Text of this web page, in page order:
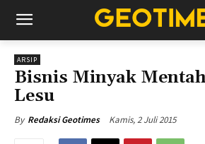
ARSIP
Bisnis Minyak
Lesu
By Redaksi Geotimes Kamis, 2 Juli 2015